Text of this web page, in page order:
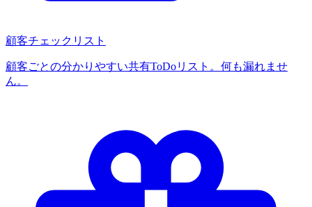
顧客チェックリスト
顧客ごとの分かりやすい共有ToDoリスト。何も漏れませ
ん。